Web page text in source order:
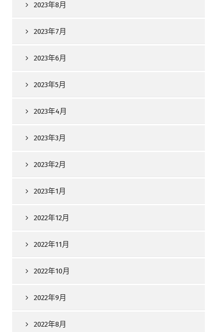
2023年8月
2023年7月
2023年6月
2023年5月
2023年4月
2023年3月
2023年2月
2023年1月
2022年12月
2022年11月
2022年10月
2022年9月
2022年8月